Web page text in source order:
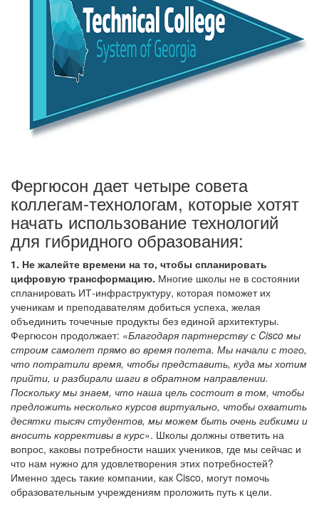
Фергюсон дает четыре совета
коллегам-технологам, которые хотят
начать использование технологий
для гибридного образования:
1. Не жалейте времени на то, чтобы спланировать
цифровую трансформацию. Многие школы не в состоянии
спланировать ИТ-инфраструктуру, которая поможет их
ученикам и преподавателям добиться успеха, желая
объединить точечные продукты без единой архитектуры.
Фергюсон продолжает: «Благодаря партнерству с Cisco мы
строим самолет прямо во время полета. Мы начали с того,
что потратили время, чтобы представить, куда мы хотим
прийти, и разбирали шаги в обратном направлении.
Поскольку мы знаем, что наша цель состоит в том, чтобы
предложить несколько курсов виртуально, чтобы охватить
десятки тысяч студентов, мы можем быть очень гибкими и
вносить коррективы в курс». Школы должны ответить на
вопрос, каковы потребности наших учеников, где мы сейчас и
что нам нужно для удовлетворения этих потребностей?
Именно здесь такие компании, как Cisco, могут помочь
образовательным учреждениям проложить путь к цели.